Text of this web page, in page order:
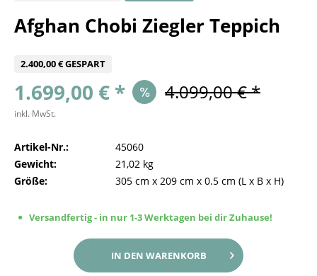
Afghan Chobi Ziegler Teppich
2.400,00 € GESPART
1.699,00 € * 4.099,00 € *
inkl. MwSt.
Artikel-Nr.:
45060
Gewicht:
21,02 kg
Größe:
305 cm x 209 cm x 0.5 cm (L x B x H)
Versandfertig - in nur 1-3 Werktagen bei dir Zuhause!
IN DEN WARENKORB